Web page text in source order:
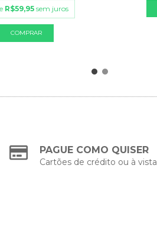
R$59,95 sem juros
PAGUE COMO QUISER
Cartões de crédito ou à vista